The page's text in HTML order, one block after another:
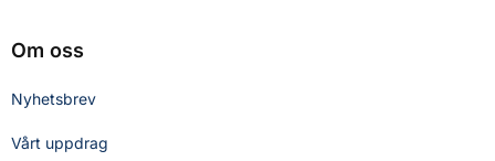
Om oss
Nyhetsbrev
Vårt uppdrag